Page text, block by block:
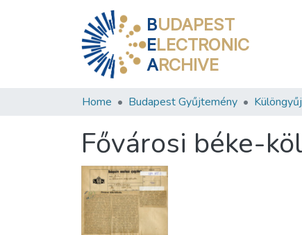
BUDAPEST
ELECTRONIC
ARCHIVE
Home Budapest Gyűjtemény
Fővárosi béke-